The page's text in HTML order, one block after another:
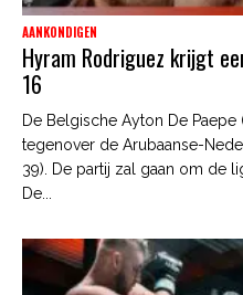
AANKONDIGEN
Hyram Rodriguez krijgt
16
De Belgische Ayton De Paepe
tegenover de Arubaanse-
39). De partij zal gaan om de
De...